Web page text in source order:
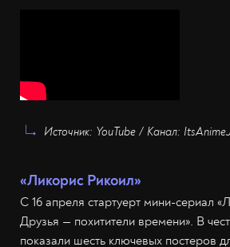
Источник: YouTube / Канал:
«Ликорис Рикоил»
С 16 апреля стартуерт мини-сериал
Друзья — похитители времени». В
показали шесть ключевых постеров